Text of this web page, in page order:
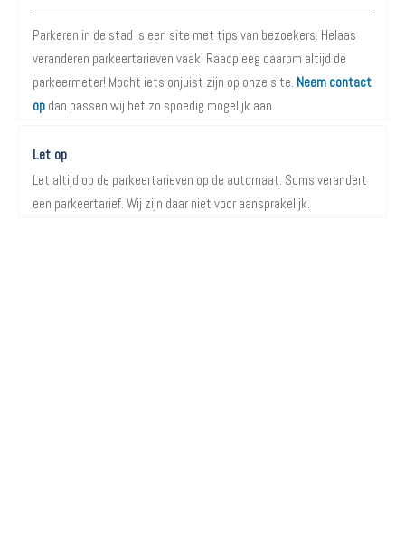
Parkeren in de stad is een site met tips van bezoekers. Helaas
veranderen parkeertarieven vaak. Raadpleeg daarom altijd de
parkeermeter! Mocht iets onjuist zijn op onze site. Neem contact
op dan passen wij het zo spoedig mogelijk aan.
Let op
Let altijd op de parkeertarieven op de automaat. Soms verandert
een parkeertarief. Wij zijn daar niet voor aansprakelijk.